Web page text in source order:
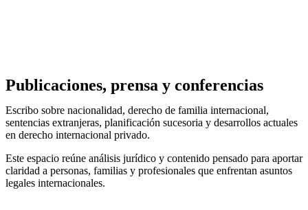
Publicaciones, prensa y conferencias
Escribo sobre nacionalidad, derecho de familia internacional,
sentencias extranjeras, planificación sucesoria y desarrollos actuales
en derecho internacional privado.
Este espacio reúne análisis jurídico y contenido pensado para aportar
claridad a personas, familias y profesionales que enfrentan asuntos
legales internacionales.